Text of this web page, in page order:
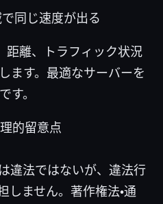
同じ速度が出る
距離、トラフィック状況
ます。最適なサーバーを
す。
的留意点
違法ではないが、違法行
しません。著作権法・通